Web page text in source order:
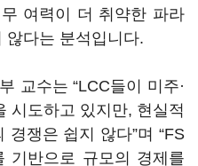
여력이 더 취약한 파라
않다는 분석입니다.
교수는 “LCC들이 미주·
시도하고 있지만, 현실적
경쟁은 쉽지 않다”며 “FS
기반으로 규모의 경제를